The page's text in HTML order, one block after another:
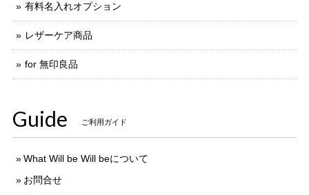
有料名入れオプション
レザーケア商品
for 無印良品
Guide ご利用ガイド
What Will be Will beについて
お問合せ